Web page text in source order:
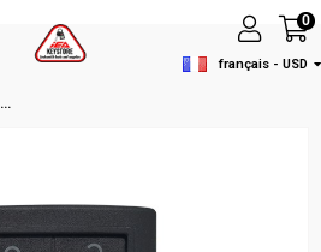
français - USD
0
IEA-CADILLAC 5 BT REMOTE CASE